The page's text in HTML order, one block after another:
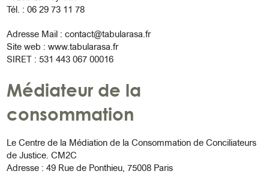
Tél. : 06 29 73 11 78
Adresse Mail :contact@tabularasa.fr
Site web :www.tabularasa.fr
SIRET : 531 443 067 00016
Médiateur de la
consommation
Le Centre de la Médiation de la Consommation de Conciliateurs
de Justice. CM2C
Adresse : 49 Rue de Ponthieu, 75008 Paris